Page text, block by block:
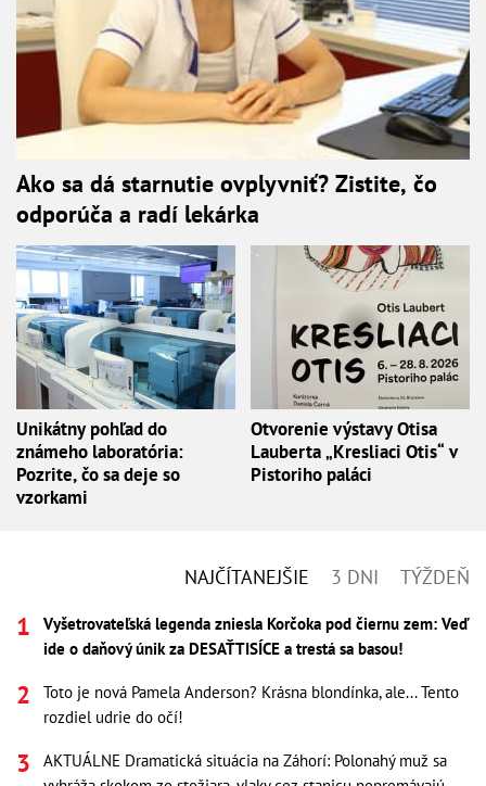
Ako sa dá starnutie ovplyvniť? Zistite, čo
odporúča a radí lekárka
Unikátny pohľad do
známeho laboratória:
Pozrite, čo sa deje so
vzorkami
Otvorenie výstavy Otisa
Lauberta „Kresliaci Otis“ v
Pistoriho paláci
NAJČÍTANEJŠIE 3 DNI TÝŽDEŇ
Vyšetrovateľská legenda zniesla Korčoka pod čiernu zem: Veď
ide o daňový únik za DESAŤTISÍCE a trestá sa basou!
Toto je nová Pamela Anderson? Krásna blondínka, ale... Tento
rozdiel udrie do očí!
AKTUÁLNE Dramatická situácia na Záhorí: Polonahý muž sa